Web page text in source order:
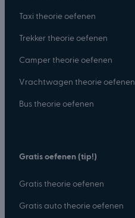
Taxi theorie oefenen
Trekker theorie oefenen
Camper theorie oefenen
Vrachtwagen theorie oefenen
Bus theorie oefenen
Gratis oefenen (tip!)
Gratis theorie oefenen
Gratis auto theorie oefenen